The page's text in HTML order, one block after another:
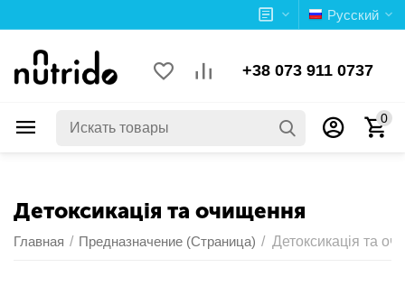
Русский
+38 073 911 0737
0
Детоксикація та очищення
Главная / Предназначение (Страница) / Детоксикація та